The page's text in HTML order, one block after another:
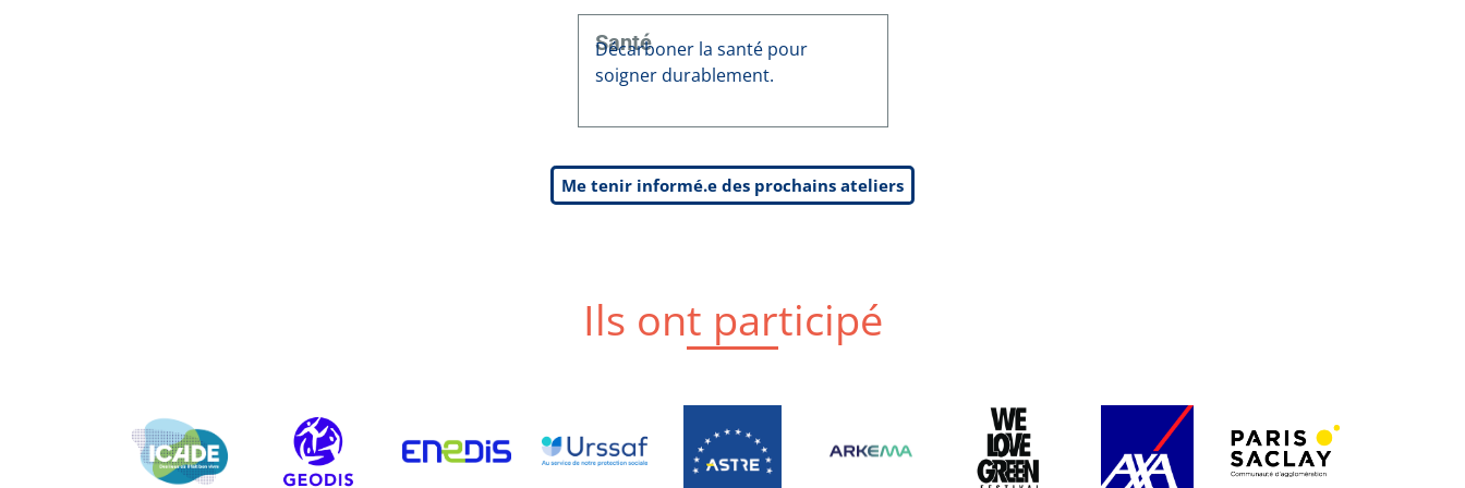
Santé
Décarboner la santé pour
soigner durablement.
Me tenir informé.e des prochains ateliers
Ils ont participé